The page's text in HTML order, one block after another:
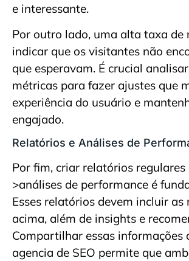
e interessante.
Por outro lado, uma alta taxa de
indicar que os visitantes não
que esperavam. É crucial
métricas para fazer ajustes que
experiência do usuário e
engajado.
Relatórios e Análises de
Por fim, criar relatórios regulares
>análises de performance é
Esses relatórios devem incluir as
acima, além de insights e
Compartilhar essas informações
agencia de SEO permite que